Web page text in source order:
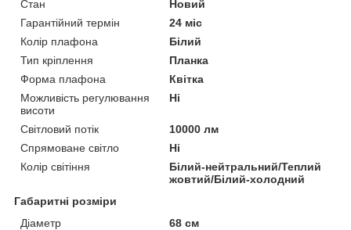
Стан
Новий
Гарантійний термін
24 міс
Колір плафона
Білий
Тип кріплення
Планка
Форма плафона
Квітка
Можливість регулювання
висоти
Ні
Світловий потік
10000 лм
Спрямоване світло
Ні
Колір світіння
Білий-нейтральний/Теплий
жовтий/Білий-холодний
Габаритні розміри
Діаметр
68 см